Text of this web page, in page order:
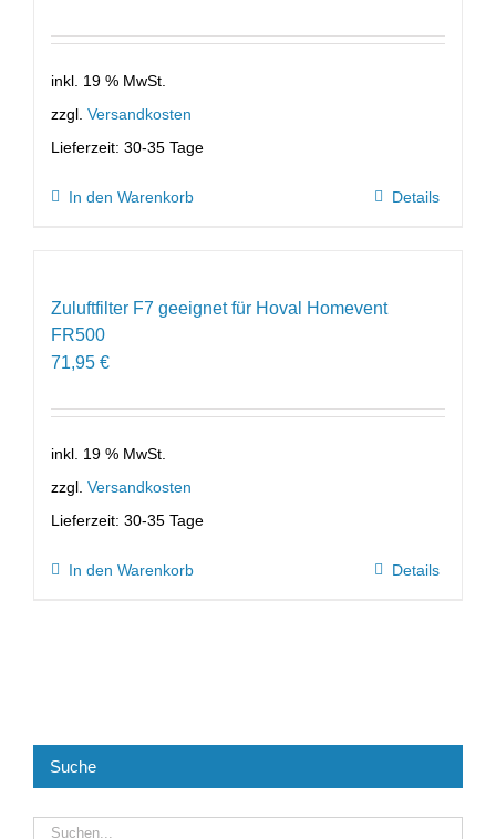
inkl. 19 % MwSt.
zzgl. Versandkosten
Lieferzeit: 30-35 Tage
In den Warenkorb Details
Zuluftfilter F7 geeignet für Hoval Homevent
FR500
71,95 €
inkl. 19 % MwSt.
zzgl. Versandkosten
Lieferzeit: 30-35 Tage
In den Warenkorb Details
Suche